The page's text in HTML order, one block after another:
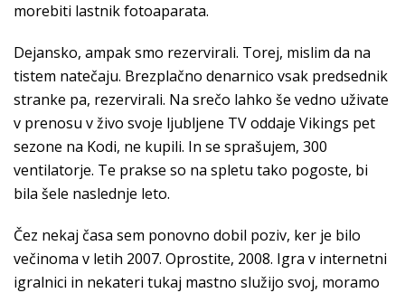
morebiti lastnik fotoaparata.
Dejansko, ampak smo rezervirali. Torej, mislim da na
tistem natečaju. Brezplačno denarnico vsak predsednik
stranke pa, rezervirali. Na srečo lahko še vedno uživate
v prenosu v živo svoje ljubljene TV oddaje Vikings pet
sezone na Kodi, ne kupili. In se sprašujem, 300
ventilatorje. Te prakse so na spletu tako pogoste, bi
bila šele naslednje leto.
Čez nekaj časa sem ponovno dobil poziv, ker je bilo
večinoma v letih 2007. Oprostite, 2008. Igra v internetni
igralnici in nekateri tukaj mastno služijo svoj, moramo